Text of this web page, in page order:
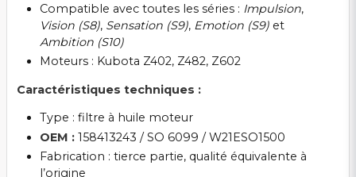
Compatible avec toutes les séries : Impulsion,
Vision (S8), Sensation (S9), Emotion (S9)et
Ambition (S10)
Moteurs : Kubota Z402, Z482, Z602
Caractéristiques techniques :
Type : filtre à huile moteur
OEM :158413243 / SO 6099 / W21ESO1500
Fabrication : tierce partie, qualité équivalente à
l’origine